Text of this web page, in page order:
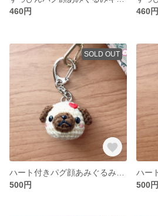
460円
460円
SOLD OUT
500円
500円